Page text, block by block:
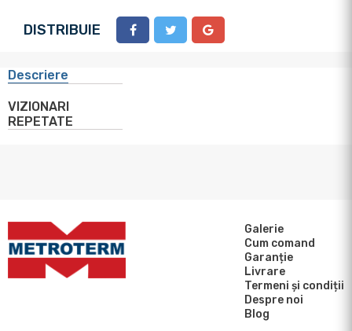
DISTRIBUIE
Descriere
VIZIONARI
REPETATE
Galerie
Cum comand
Garanție
Livrare
Termeni și condiții
Despre noi
Blog